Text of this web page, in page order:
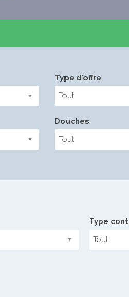
Type d'offre
Tout
Douches
Tout
Type
Tout